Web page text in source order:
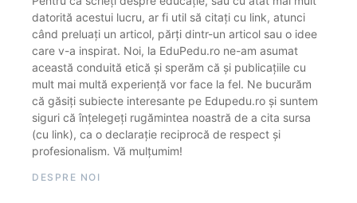
datorită acestui lucru, ar fi util să citați cu link, atunci
când preluați un articol, părți dintr-un articol sau o idee
care v-a inspirat. Noi, la EduPedu.ro ne-am asumat
această conduită etică și sperăm că și publicațiile cu
mult mai multă experiență vor face la fel. Ne bucurăm
că găsiți subiecte interesante pe Edupedu.ro și suntem
siguri că înțelegeți rugămintea noastră de a cita sursa
(cu link), ca o declarație reciprocă de respect și
profesionalism. Vă mulțumim!
DESPRE NOI